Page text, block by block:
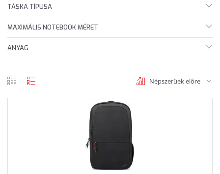
TÁSKA TÍPUSA
MAXIMÁLIS NOTEBOOK MÉRET
ANYAG
Népszerüek előre